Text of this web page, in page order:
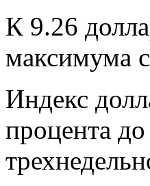
К 9.26
максимума
Индекс
процента